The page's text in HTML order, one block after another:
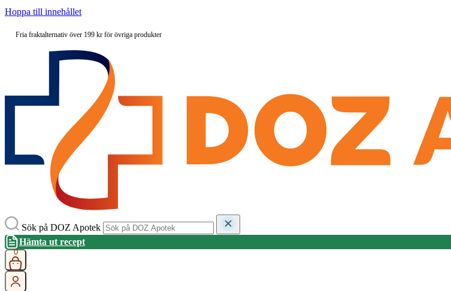
Hoppa till innehållet
Fria fraktalternativ över 199 kr för övriga produkter
Sök på DOZ Apotek
Hämta ut recept
0